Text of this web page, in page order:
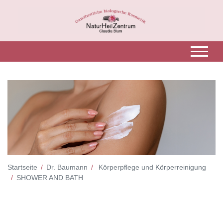
Startseite Dr. Baumann
Körperpflege und Körperreinigung
SHOWER AND BATH